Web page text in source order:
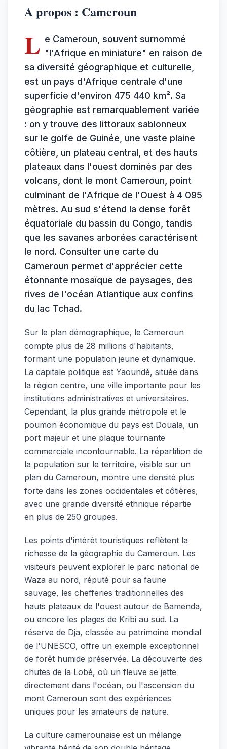
A propos : Cameroun
L e Cameroun, souvent surnommé
"l'Afrique en miniature" en raison de
sa diversité géographique et culturelle,
est un pays d'Afrique centrale d'une
superficie d'environ 475 440 km². Sa
géographie est remarquablement variée
: on y trouve des littoraux sablonneux
sur le golfe de Guinée, une vaste plaine
côtière, un plateau central, et des hauts
plateaux dans l'ouest dominés par des
volcans, dont le mont Cameroun, point
culminant de l'Afrique de l'Ouest à 4 095
mètres. Au sud s'étend la dense forêt
équatoriale du bassin du Congo, tandis
que les savanes arborées caractérisent
le nord. Consulter une carte du
Cameroun permet d'apprécier cette
étonnante mosaïque de paysages, des
rives de l'océan Atlantique aux confins
du lac Tchad.
Sur le plan démographique, le Cameroun
compte plus de 28 millions d'habitants,
formant une population jeune et dynamique.
La capitale politique est Yaoundé, située dans
la région centre, une ville importante pour les
institutions administratives et universitaires.
Cependant, la plus grande métropole et le
poumon économique du pays est Douala, un
port majeur et une plaque tournante
commerciale incontournable. La répartition de
la population sur le territoire, visible sur un
plan du Cameroun, montre une densité plus
forte dans les zones occidentales et côtières,
avec une grande diversité ethnique répartie
en plus de 250 groupes.
Les points d'intérêt touristiques reflètent la
richesse de la géographie du Cameroun. Les
visiteurs peuvent explorer le parc national de
Waza au nord, réputé pour sa faune
sauvage, les chefferies traditionnelles des
hauts plateaux de l'ouest autour de Bamenda,
ou encore les plages de Kribi au sud. La
réserve de Dja, classée au patrimoine mondial
de l'UNESCO, offre un exemple exceptionnel
de forêt humide préservée. La découverte des
chutes de la Lobé, où un fleuve se jette
directement dans l'océan, ou l'ascension du
mont Cameroun sont des expériences
uniques pour les amateurs de nature.
La culture camerounaise est un mélange